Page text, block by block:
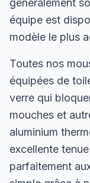
généralement
équipe est
modèle le plus
Toutes nos
équipées de
verre qui
mouches et
aluminium
excellente
parfaitement